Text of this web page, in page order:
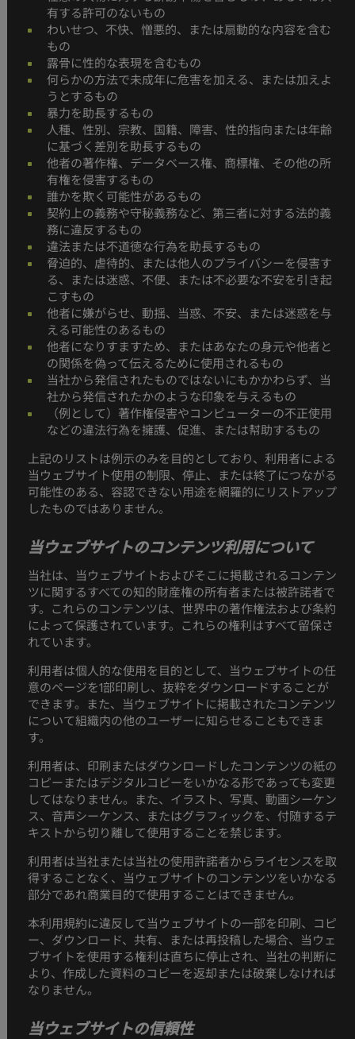
有する許可のないもの
わいせつ、不快、憎悪的、または扇動的な内容を含む
もの
露骨に性的な表現を含むもの
何らかの方法で未成年に危害を加える、または加えよ
うとするもの
暴力を助長するもの
人種、性別、宗教、国籍、障害、性的指向または年齢
に基づく差別を助長するもの
他者の著作権、データベース権、商標権、その他の所
有権を侵害するもの
誰かを欺く可能性があるもの
契約上の義務や守秘義務など、第三者に対する法的義
務に違反するもの
違法または不道徳な行為を助長するもの
脅迫的、虐待的、または他人のプライバシーを侵害す
る、または迷惑、不便、または不必要な不安を引き起
こすもの
他者に嫌がらせ、動揺、当惑、不安、または迷惑を与
える可能性のあるもの
他者になりすますため、またはあなたの身元や他者と
の関係を偽って伝えるために使用されるもの
当社から発信されたものではないにもかかわらず、当
社から発信されたかのような印象を与えるもの
（例として）著作権侵害やコンピューターの不正使用
などの違法行為を擁護、促進、または幇助するもの
上記のリストは例示のみを目的としており、利用者による
当ウェブサイト使用の制限、停止、または終了につながる
可能性のある、容認できない用途を網羅的にリストアップ
したものではありません。
当ウェブサイトのコンテンツ利用について
当社は、当ウェブサイトおよびそこに掲載されるコンテン
ツに関するすべての知的財産権の所有者または被許諾者で
す。これらのコンテンツは、世界中の著作権法および条約
によって保護されています。これらの権利はすべて留保さ
れています。
利用者は個人的な使用を目的として、当ウェブサイトの任
意のページを1部印刷し、抜粋をダウンロードすることが
できます。また、当ウェブサイトに掲載されたコンテンツ
について組織内の他のユーザーに知らせることもできま
す。
利用者は、印刷またはダウンロードしたコンテンツの紙の
コピーまたはデジタルコピーをいかなる形であっても変更
してはなりません。また、イラスト、写真、動画シーケン
ス、音声シーケンス、またはグラフィックを、付随するテ
キストから切り離して使用することを禁じます。
利用者は当社または当社の使用許諾者からライセンスを取
得することなく、当ウェブサイトのコンテンツをいかなる
部分であれ商業目的で使用することはできません。
本利用規約に違反して当ウェブサイトの一部を印刷、コピ
ー、ダウンロード、共有、または再投稿した場合、当ウェ
ブサイトを使用する権利は直ちに停止され、当社の判断に
より、作成した資料のコピーを返却または破棄しなければ
なりません。
当ウェブサイトの信頼性